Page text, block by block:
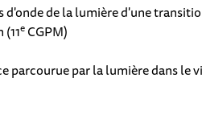
d'onde de la lumière d'une
e CGPM)
par la lumière dans le vide